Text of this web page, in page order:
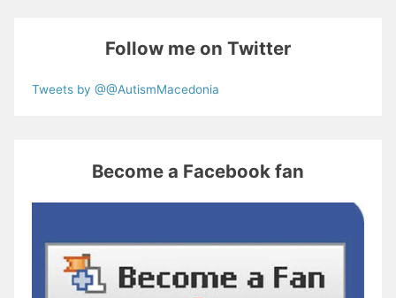
Follow me on Twitter
Tweets by @@AutismMacedonia
Become a Facebook fan